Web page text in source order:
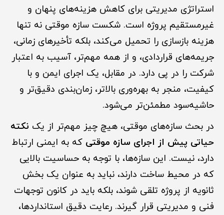
استراتژی مدیریتی برای کاهش هزینه‌های پنهان و
غیرمستقیم پروژه است. شکست سازه موقتی نه تنها
هزینه بازسازی را تحمیل می‌کند، بلکه تأخیرهای زمانی،
جریمه‌های قراردادی، و از همه مهم‌تر، آسیب به اعتبار
شرکت را در پی دارد. در مقابل، یک اجرای ایمن و با
کیفیت، منجر به بهره‌وری بالاتر، زمان‌بندی دقیق‌تر و
حاشیه‌سود مطمئن‌تر می‌شود.
در بحث سازه‌های موقتی، هیچ چیز مهم‌تر از یک نکته
حیاتی پیش از اجرای سازه موقتی که به ایمنی ارتباط
دارد، نیست. این سازه‌ها، با توجه به حساسیت بالایی
که در محیط ساخت دارند، نباید به عنوان یک بخش
ثانویه از پروژه تلقی شوند، بلکه باید در کانون توجهات
فنی و مدیریتی قرار گیرند. رعایت دقیق استانداردها،